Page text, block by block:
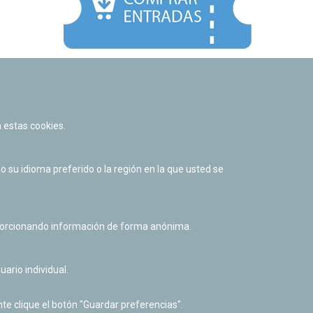
Política de cookies
Derecho de acceso a información pública
cookies.
su idioma preferido o la región en la que usted se
información de forma anónima.
individual.
clique el botón "Guardar preferencias".